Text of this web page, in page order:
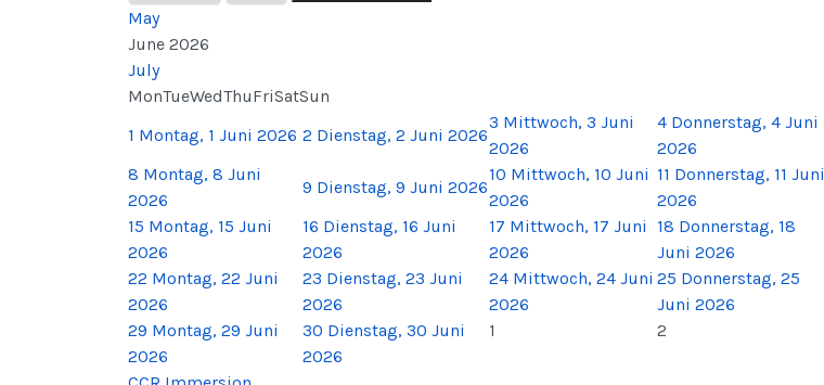
May
June 2026
July
MonTueWedThuFriSatSun
1 Montag, 1 Juni 2026 2 Dienstag, 2 Juni 2026
3 Mittwoch, 3 Juni
2026
4 Donnerstag, 4 Juni
2026
8 Montag, 8 Juni
2026
9 Dienstag, 9 Juni 2026
10 Mittwoch, 10 Juni
2026
11 Donnerstag, 11 Juni
2026
15 Montag, 15 Juni
2026
16 Dienstag, 16 Juni
2026
17 Mittwoch, 17 Juni
2026
18 Donnerstag, 18
Juni 2026
22 Montag, 22 Juni
2026
23 Dienstag, 23 Juni
2026
24 Mittwoch, 24 Juni
2026
25 Donnerstag, 25
Juni 2026
29 Montag, 29 Juni
2026
30 Dienstag, 30 Juni
2026
1 2